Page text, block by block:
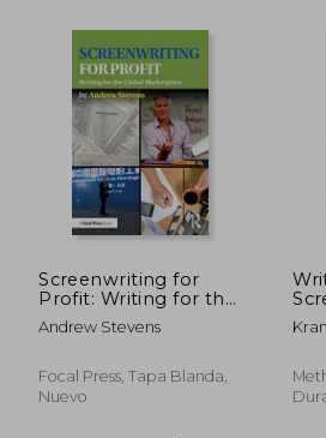
Screenwriting for
Profit: Writing for the
Global Marketplace
Andrew Stevens
Focal Press, Tapa Blanda,
Nuevo